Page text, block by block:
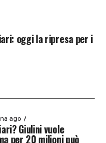
oggi la ripresa per i
ago
Giulini vuole
per 20 milioni può